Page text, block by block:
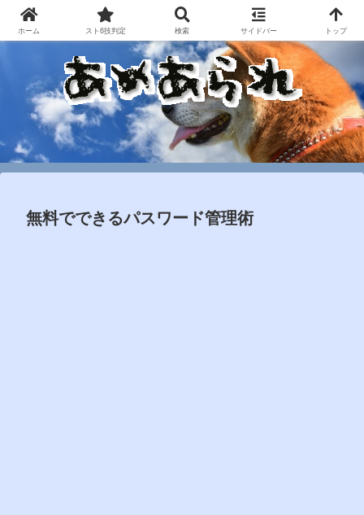
無料でできるパスワード管理術
ホーム スト6技判定 検索 サイドバー トップ